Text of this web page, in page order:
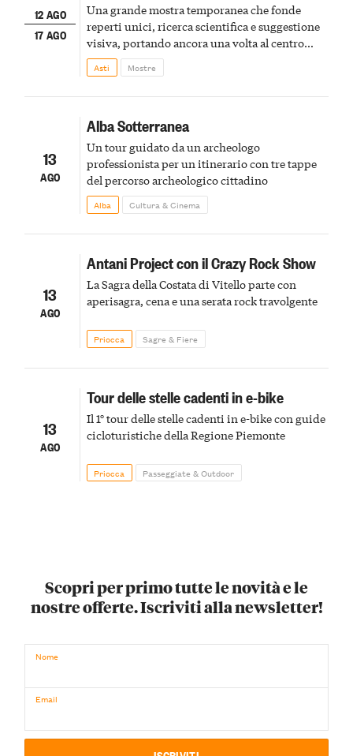
12 AGO
17 AGO
Una grande mostra temporanea che fonde
reperti unici, ricerca scientifica e suggestione
visiva, portando ancora una volta al centro
della scena le meraviglie del passato astigiano
Asti Mostre
13
AGO
Alba Sotterranea
Un tour guidato da un archeologo
professionista per un itinerario con tre tappe
del percorso archeologico cittadino
Alba Cultura & Cinema
13
AGO
Antani Project con il Crazy Rock Show
La Sagra della Costata di Vitello parte con
aperisagra, cena e una serata rock travolgente
Priocca Sagre & Fiere
13
AGO
Tour delle stelle cadenti in e-bike
Il 1° tour delle stelle cadenti in e-bike con guide
cicloturistiche della Regione Piemonte
Priocca Passeggiate & Outdoor
Scopri per primo tutte le novità e le
nostre offerte. Iscriviti alla newsletter!
Nome
Email